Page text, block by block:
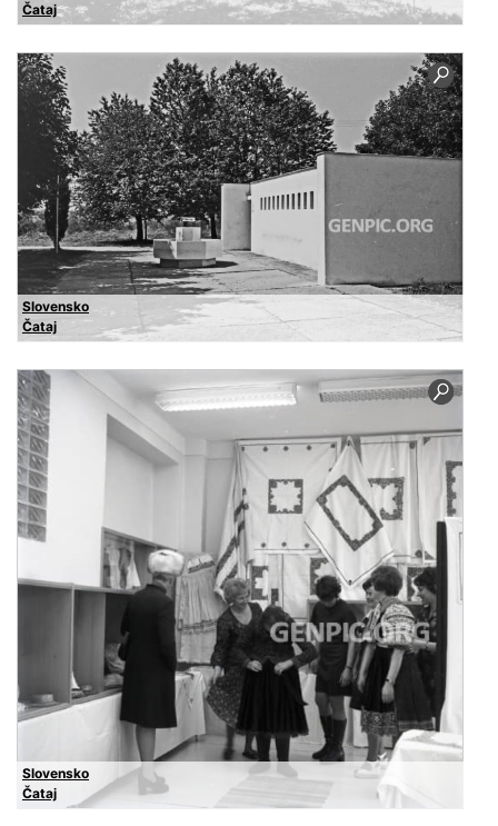
Čataj
Slovensko
Čataj
Slovensko
Čataj